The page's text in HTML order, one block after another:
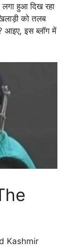
हुआ दिख रहा
को तलब
आइए, इस ब्लॉग में
Kashmir